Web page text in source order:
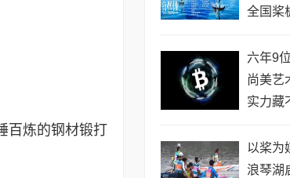
百炼的钢材锻打
全国桨
公开赛
将开赛
六年9
尚美艺
实力藏
以桨为
浪琴湖